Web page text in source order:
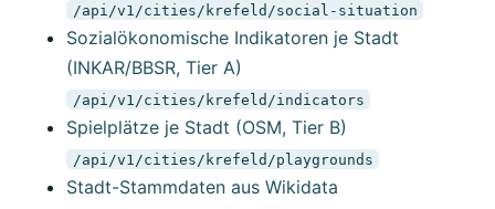
/api/v1/cities/krefeld/social-situation
Sozialökonomische Indikatoren je Stadt
(INKAR/BBSR, Tier A)
/api/v1/cities/krefeld/indicators
Spielplätze je Stadt (OSM, Tier B)
/api/v1/cities/krefeld/playgrounds
Stadt-Stammdaten aus Wikidata